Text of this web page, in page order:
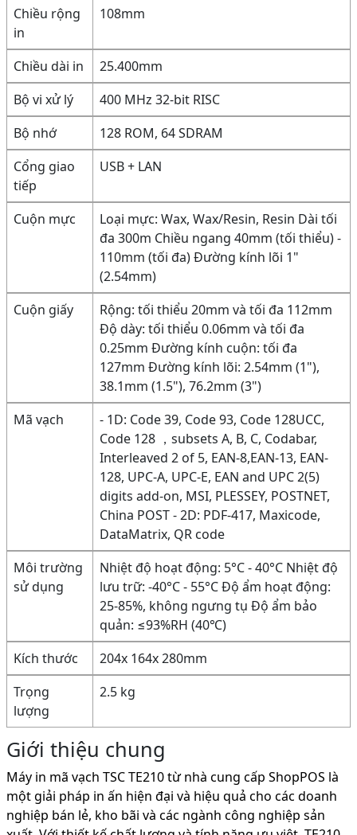
Chiều rộng
in
108mm
Chiều dài in
25.400mm
Bộ vi xử lý
400 MHz 32-bit RISC
Bộ nhớ
128 ROM, 64 SDRAM
Cổng giao
tiếp
USB + LAN
Cuộn mực
Loại mực: Wax, Wax/Resin, Resin Dài tối
đa 300m Chiều ngang 40mm (tối thiểu) -
110mm (tối đa) Đường kính lõi 1"
(2.54mm)
Cuộn giấy
Rộng: tối thiểu 20mm và tối đa 112mm
Độ dày: tối thiểu 0.06mm và tối đa
0.25mm Đường kính cuộn: tối đa
127mm Đường kính lõi: 2.54mm (1"),
38.1mm (1.5"), 76.2mm (3")
Mã vạch
- 1D: Code 39, Code 93, Code 128UCC,
Code 128 ，subsets A, B, C, Codabar,
Interleaved 2 of 5, EAN-8,EAN-13, EAN-
128, UPC-A, UPC-E, EAN and UPC 2(5)
digits add-on, MSI, PLESSEY, POSTNET,
China POST - 2D: PDF-417, Maxicode,
DataMatrix, QR code
Môi trường
sử dụng
Nhiệt độ hoạt động: 5°C - 40°C Nhiệt độ
lưu trữ: -40°C - 55°C Độ ẩm hoạt động:
25-85%, không ngưng tụ Độ ẩm bảo
quản: ≤93%RH (40℃)
Kích thước
204x 164x 280mm
Trọng
lượng
2.5 kg
Giới thiệu chung
Máy in mã vạch TSC TE210 từ nhà cung cấp ShopPOS là
một giải pháp in ấn hiện đại và hiệu quả cho các doanh
nghiệp bán lẻ, kho bãi và các ngành công nghiệp sản